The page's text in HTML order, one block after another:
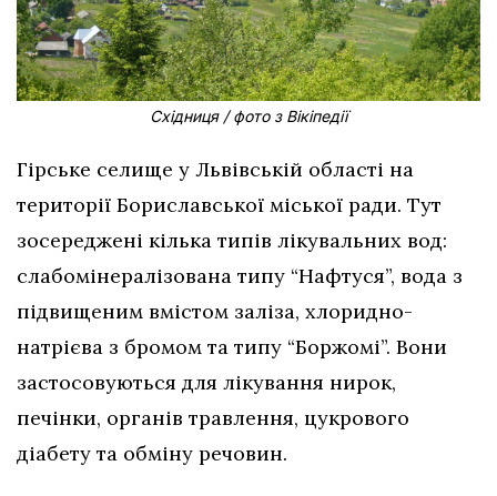
Східниця / фото з Вікіпедії
Гірське селище у Львівській області на
території Бориславської міської ради. Тут
зосереджені кілька типів лікувальних вод:
слабомінералізована типу “Нафтуся”, вода з
підвищеним вмістом заліза, хлоридно-
натрієва з бромом та типу “Боржомі”. Вони
застосовуються для лікування нирок,
печінки, органів травлення, цукрового
діабету та обміну речовин.